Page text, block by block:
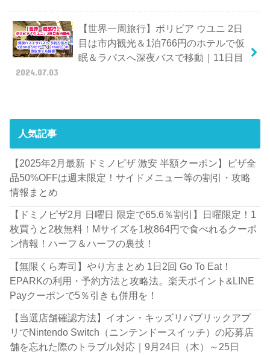
【世界一周旅行】ボリビア ウユニ 2日
目は市内観光＆1泊766円のホテルで仮
眠＆ラパスへ深夜バスで移動｜11日目
2024.07.03
人気記事
【2025年2月最新 ドミノピザ 激安 半額クーポン】ピザ全
品50%OFFは週末限定！サイドメニュー等の割引・攻略
情報まとめ
【ドミノピザ2月 日曜日 限定で65.6％割引】日曜限定！1
枚買うと2枚無料！Mサイズを1枚864円で食べれるクーポ
ン情報！ハーフ＆ハーフの裏技！
【無限くら寿司】やり方まとめ 1日2回 Go To Eat！
EPARKの利用・予約方法と攻略法。楽天ポイント&LINE
Payクーポンで5％引きも併用を！
【当選店舗確認方法】イオン・キッズリパブリックアプ
リでNintendo Switch（ニンテンドースイッチ）の応募店
舗を忘れた際のトラブル対応｜9月24日（木）～25日